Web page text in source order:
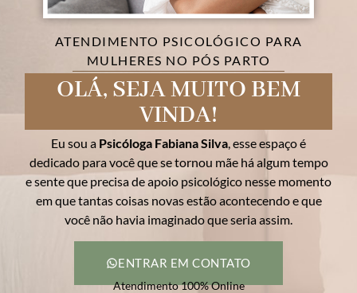
ATENDIMENTO PSICOLÓGICO PARA
MULHERES NO PÓS PARTO
OLÁ, SEJA MUITO BEM
VINDA!
Eu sou a Psicóloga Fabiana Silva, esse espaço é
dedicado para você que se tornou mãe há algum tempo
e sente que precisa de apoio psicológico nesse momento
em que tantas coisas novas estão acontecendo e que
você não havia imaginado que seria assim.
ENTRAR EM CONTATO
Atendimento 100% Online